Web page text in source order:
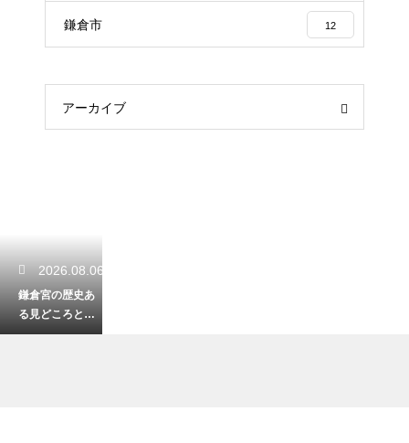
鎌倉市 12
アーカイブ
2026.08.06
鎌倉宮の歴史あ
る見どころと行
き方！豊かな自